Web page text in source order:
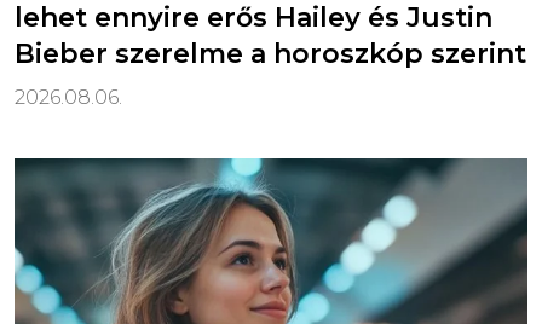
lehet ennyire erős Hailey és Justin
Bieber szerelme a horoszkóp szerint
2026.08.06.